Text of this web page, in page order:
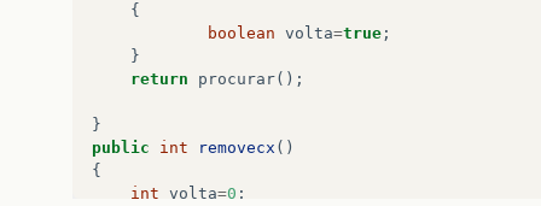
{
boolean volta=true ;
}
return
procurar();
}
public
int removecx ()
{
int volta=0 ;